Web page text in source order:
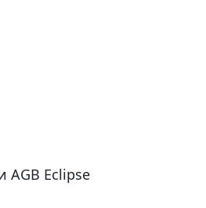
AGB Eclipse